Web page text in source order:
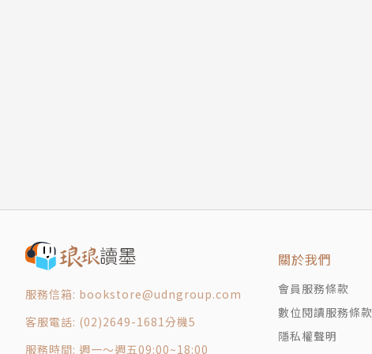
服務信箱: bookstore@udngroup.com
客服電話: (02)2649-1681分機5
服務時間: 週一～週五09:00~18:00
關於我們
會員服務條款
數位閱讀服務條款
隱私權聲明